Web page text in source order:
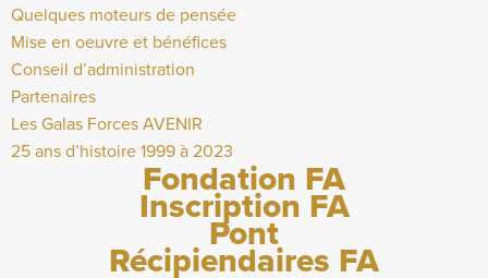
Quelques moteurs de pensée
Mise en oeuvre et bénéfices
Conseil d’administration
Partenaires
Les Galas Forces AVENIR
25 ans d’histoire 1999 à 2023
Fondation FA
Inscription FA
Pont
Récipiendaires FA